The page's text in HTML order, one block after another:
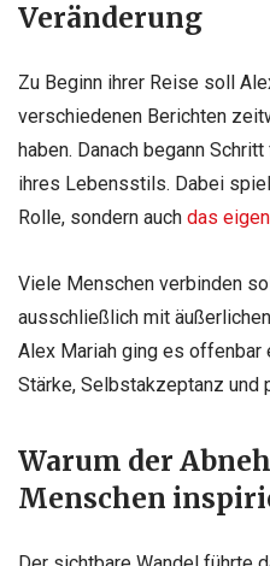
Veränderung
Zu Beginn ihrer Reise soll
verschiedenen Berichten
haben. Danach begann
ihres Lebensstils. Dabei
Rolle, sondern auch das
Viele Menschen verbinden
ausschließlich mit
Alex Mariah ging es offenbar
Stärke, Selbstakzeptanz und
Warum der
Menschen